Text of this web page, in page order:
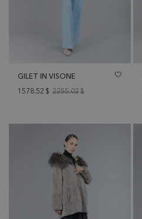
GILET IN VISONE
1578.52 $ 2255.02$